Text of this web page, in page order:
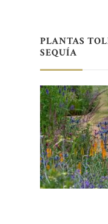
PLANTAS
SEQUÍA